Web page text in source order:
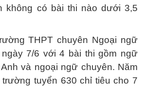
không có bài thi nào dưới 3,5
THPT chuyên Ngoại ngữ
7/6 với 4 bài thi gồm ngữ
và ngoại ngữ chuyên. Năm
trường tuyển 630 chỉ tiêu cho 7